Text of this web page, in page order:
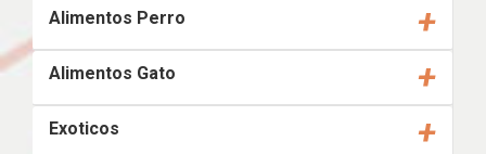
Alimentos Perro +
Alimentos Gato +
Exoticos +